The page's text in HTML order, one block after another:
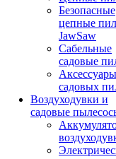
Безопасные
цепные
JawSaw
Сабельные
садовые
садовых
Воздуходувки и
садовые